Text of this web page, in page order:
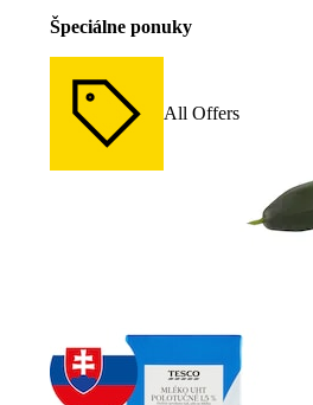
Špeciálne ponuky
All Offers